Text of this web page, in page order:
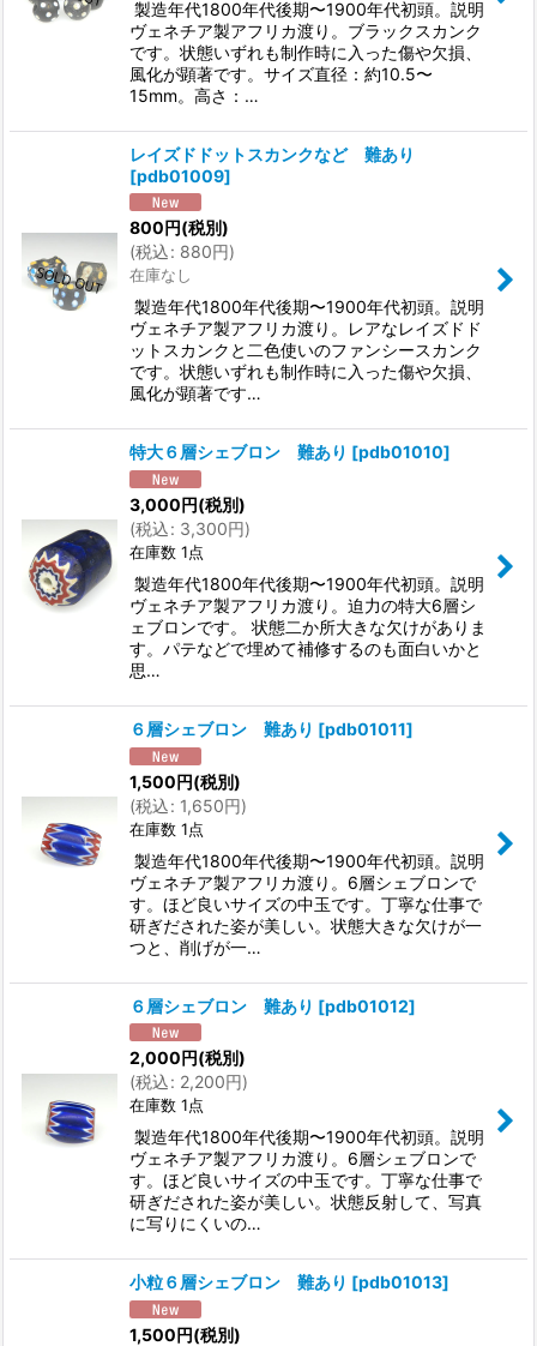
製造年代1800年代後期〜1900年代初頭。説明
ヴェネチア製アフリカ渡り。ブラックスカンク
です。状態いずれも制作時に入った傷や欠損、
風化が顕著です。サイズ直径：約10.5〜
15mm。高さ：…
レイズドドットスカンクなど 難あり
[pdb01009]
800円(税別)
(税込: 880円)
在庫なし
製造年代1800年代後期〜1900年代初頭。説明
ヴェネチア製アフリカ渡り。レアなレイズドド
ットスカンクと二色使いのファンシースカンク
です。状態いずれも制作時に入った傷や欠損、
風化が顕著です…
特大６層シェブロン 難あり [pdb01010]
3,000円(税別)
(税込: 3,300円)
在庫数 1点
製造年代1800年代後期〜1900年代初頭。説明
ヴェネチア製アフリカ渡り。迫力の特大6層シ
ェブロンです。 状態二か所大きな欠けがありま
す。パテなどで埋めて補修するのも面白いかと
思…
６層シェブロン 難あり [pdb01011]
1,500円(税別)
(税込: 1,650円)
在庫数 1点
製造年代1800年代後期〜1900年代初頭。説明
ヴェネチア製アフリカ渡り。6層シェブロンで
す。ほど良いサイズの中玉です。丁寧な仕事で
研ぎだされた姿が美しい。状態大きな欠けが一
つと、削げが一…
６層シェブロン 難あり [pdb01012]
2,000円(税別)
(税込: 2,200円)
在庫数 1点
製造年代1800年代後期〜1900年代初頭。説明
ヴェネチア製アフリカ渡り。6層シェブロンで
す。ほど良いサイズの中玉です。丁寧な仕事で
研ぎだされた姿が美しい。状態反射して、写真
に写りにくいの…
小粒６層シェブロン 難あり [pdb01013]
1,500円(税別)